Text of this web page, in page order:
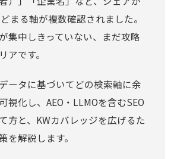
まる軸が複数確認されました。
集中しきっていない、まだ攻略
アです。
ータに基づいてどの検索軸に余
視化し、AEO・LLMOを含むSEO
方と、KWカバレッジを広げるた
を解説します。